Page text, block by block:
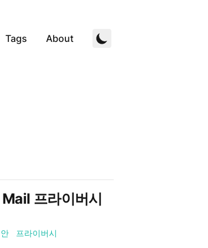
Tags About
프라이버시
프라이버시